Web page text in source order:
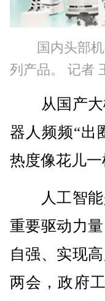
国内头部
列产品。 记者
从国产大模
器人频频“出
热度像花儿一
人工智能
重要驱动力
自强、实现
两会，政府